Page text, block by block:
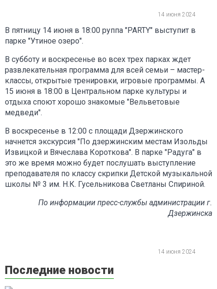
14 июня 2024
В пятницу 14 июня в 18:00 руппа "PARTY" выступит в
парке "Утиное озеро".
В субботу и воскресенье во всех трех парках ждет
развлекательная программа для всей семьи – мастер-
классы, открытые тренировки, игровые программы. А
15 июня в 18:00 в Центральном парке культуры и
отдыха споют хорошо знакомые "Вельветовые
медведи".
В воскресенье в 12:00 с площади Дзержинского
начнется экскурсия "По дзержинским местам Изольды
Извицкой и Вячеслава Короткова". В парке "Радуга" в
это же время можно будет послушать выступление
преподавателя по классу скрипки Детской музыкальной
школы № 3 им. Н.К. Гусельникова Светланы Спириной.
По информации пресс-службы администрации г.
Дзержинска
14 июня 2024
Последние новости